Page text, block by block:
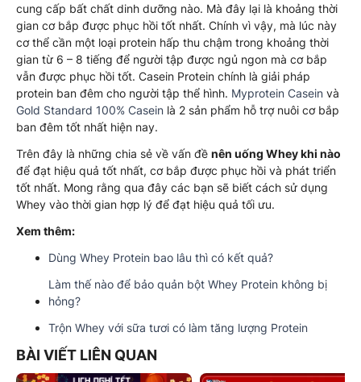
cung cấp bất chất dinh dưỡng nào. Mà đây lại là khoảng thời
gian cơ bắp được phục hồi tốt nhất. Chính vì vậy, mà lúc này
cơ thể cần một loại protein hấp thu chậm trong khoảng thời
gian từ 6 – 8 tiếng để người tập được ngủ ngon mà cơ bắp
vẫn được phục hồi tốt. Casein Protein chính là giải pháp
protein ban đêm cho người tập thể hình. Myprotein Casein và
Gold Standard 100% Casein là 2 sản phẩm hỗ trợ nuôi cơ bắp
ban đêm tốt nhất hiện nay.
Trên đây là những chia sẻ về vấn đề nên uống Whey khi nào
để đạt hiệu quả tốt nhất, cơ bắp được phục hồi và phát triển
tốt nhất. Mong rằng qua đây các bạn sẽ biết cách sử dụng
Whey vào thời gian hợp lý để đạt hiệu quả tối ưu.
Xem thêm:
Dùng Whey Protein bao lâu thì có kết quả?
Làm thế nào để bảo quản bột Whey Protein không bị
hỏng?
Trộn Whey với sữa tươi có làm tăng lượng Protein
BÀI VIẾT LIÊN QUAN